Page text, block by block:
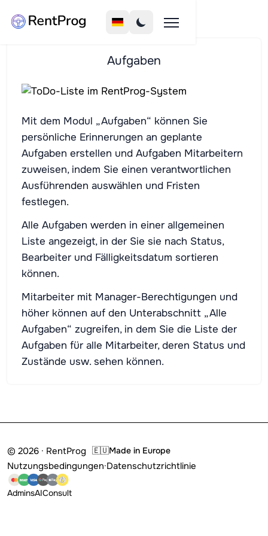
Aufgaben
Mit dem Modul „Aufgaben“ können Sie
persönliche Erinnerungen an geplante
Aufgaben erstellen und Aufgaben Mitarbeitern
zuweisen, indem Sie einen verantwortlichen
Ausführenden auswählen und Fristen
festlegen.
Alle Aufgaben werden in einer allgemeinen
Liste angezeigt, in der Sie sie nach Status,
Bearbeiter und Fälligkeitsdatum sortieren
können.
Mitarbeiter mit Manager-Berechtigungen und
höher können auf den Unterabschnitt „Alle
Aufgaben“ zugreifen, in dem Sie die Liste der
Aufgaben für alle Mitarbeiter, deren Status und
Zustände usw. sehen können.
© 2026 · RentProg 🇪🇺Made in Europe
Nutzungsbedingungen·Datenschutzrichtlinie
AdminsAIConsult